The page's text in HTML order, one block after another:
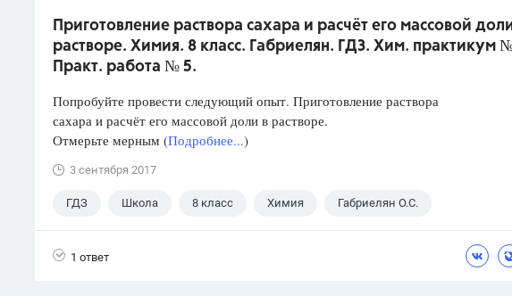
Приготовление раствора сахара и расчёт его массовой
растворе. Химия. 8 класс. Габриелян. ГДЗ. Хим. практикум
Практ. работа № 5.
Попробуйте провести следующий опыт. Приготовление раствора
сахара и расчёт его массовой доли в растворе.
Отмерьте мерным (Подробнее...)
3 сентября 2017
ГДЗ Школа 8 класс Химия Габриелян О.С.
1 ответ